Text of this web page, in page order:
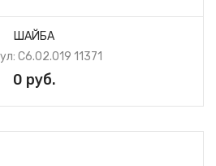
ШАЙБА
С6.02.019 11371
0 руб.